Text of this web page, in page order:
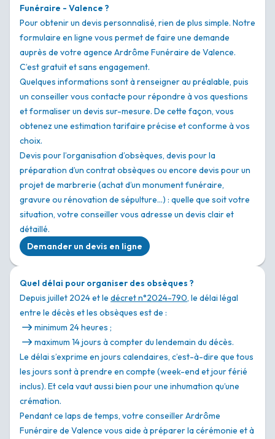
Funéraire - Valence ?
Pour obtenir un devis personnalisé, rien de plus simple. Notre
formulaire en ligne vous permet de faire une demande
auprès de votre agence Ardrôme Funéraire de Valence.
C’est gratuit et sans engagement.
Quelques informations sont à renseigner au préalable, puis
un conseiller vous contacte pour répondre à vos questions
et formaliser un devis sur-mesure. De cette façon, vous
obtenez une estimation tarifaire précise et conforme à vos
choix.
Devis pour l’organisation d’obsèques, devis pour la
préparation d’un contrat obsèques ou encore devis pour un
projet de marbrerie (achat d’un monument funéraire,
gravure ou rénovation de sépulture…) : quelle que soit votre
situation, votre conseiller vous adresse un devis clair et
détaillé.
Demander un devis en ligne
Quel délai pour organiser des obsèques ?
Depuis juillet 2024 et le décret n°2024-790, le délai légal
entre le décès et les obsèques est de :
minimum 24 heures ;
maximum 14 jours à compter du lendemain du décès.
Le délai s’exprime en jours calendaires, c’est-à-dire que tous
les jours sont à prendre en compte (week-end et jour férié
inclus). Et cela vaut aussi bien pour une inhumation qu’une
crémation.
Pendant ce laps de temps, votre conseiller Ardrôme
Funéraire de Valence vous aide à préparer la cérémonie et à